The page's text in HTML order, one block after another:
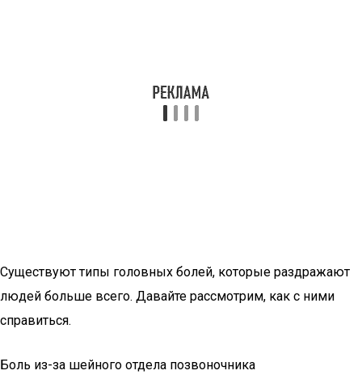
Существуют типы головных болей, которые раздражают
людей больше всего. Давайте рассмотрим, как с ними
справиться.
Боль из-за шейного отдела позвоночника